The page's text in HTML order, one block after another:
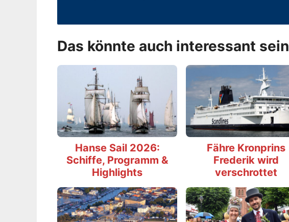
Das könnte auch interessant sein
Hanse Sail 2026:
Schiffe, Programm &
Highlights
Fähre Kronprins
Frederik wird
verschrottet